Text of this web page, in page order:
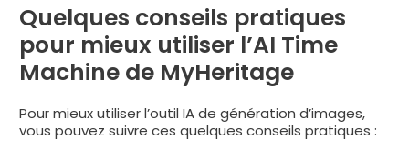
Quelques conseils pratiques
pour mieux utiliser l’AI Time
Machine de MyHeritage
Pour mieux utiliser l’outil IA de génération d’images,
vous pouvez suivre ces quelques conseils pratiques :